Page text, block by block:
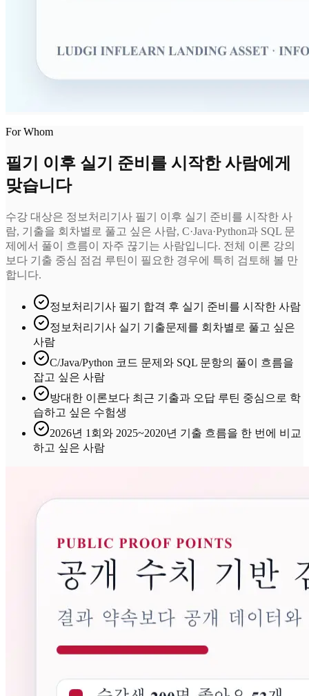
For Whom
필기 이후 실기 준비를 시작한 사람에게
맞습니다
수강 대상은 정보처리기사 필기 이후 실기 준비를 시작한 사
람, 기출을 회차별로 풀고 싶은 사람, C·Java·Python과 SQL 문
제에서 풀이 흐름이 자주 끊기는 사람입니다. 전체 이론 강의
보다 기출 중심 점검 루틴이 필요한 경우에 특히 검토해 볼 만
합니다.
정보처리기사 필기 합격 후 실기 준비를 시작한 사람
정보처리기사 실기 기출문제를 회차별로 풀고 싶은
사람
C/Java/Python 코드 문제와 SQL 문항의 풀이 흐름을
잡고 싶은 사람
방대한 이론보다 최근 기출과 오답 루틴 중심으로 학
습하고 싶은 수험생
2026년 1회와 2025~2020년 기출 흐름을 한 번에 비교
하고 싶은 사람